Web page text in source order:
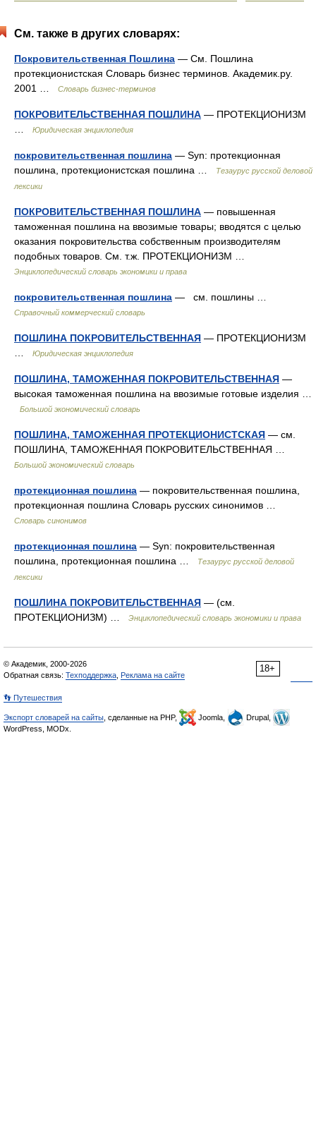
См. также в других словарях:
Покровительственная Пошлина — См. Пошлина
протекционистская Словарь бизнес терминов. Академик.ру.
2001 …
Словарь бизнес-терминов
ПОКРОВИТЕЛЬСТВЕННАЯ ПОШЛИНА — ПРОТЕКЦИОНИЗМ
Юридическая энциклопедия
покровительственная пошлина — Syn: протекционная
пошлина, протекционистская пошлина …
Тезаурус русской деловой
лексики
ПОКРОВИТЕЛЬСТВЕННАЯ ПОШЛИНА — повышенная
таможенная пошлина на ввозимые товары; вводятся с целью
оказания покровительства собственным производителям
подобных товаров. См. т.ж. ПРОТЕКЦИОНИЗМ …
Энциклопедический словарь экономики и права
покровительственная пошлина — см. пошлины …
Справочный коммерческий словарь
ПОШЛИНА ПОКРОВИТЕЛЬСТВЕННАЯ — ПРОТЕКЦИОНИЗМ
Юридическая энциклопедия
ПОШЛИНА, ТАМОЖЕННАЯ ПОКРОВИТЕЛЬСТВЕННАЯ —
высокая таможенная пошлина на ввозимые готовые изделия …
Большой экономический словарь
ПОШЛИНА, ТАМОЖЕННАЯ ПРОТЕКЦИОНИСТСКАЯ — см.
ПОШЛИНА, ТАМОЖЕННАЯ ПОКРОВИТЕЛЬСТВЕННАЯ …
Большой экономический словарь
протекционная пошлина — покровительственная пошлина,
протекционная пошлина Словарь русских синонимов …
Словарь синонимов
протекционная пошлина — Syn: покровительственная
пошлина, протекционная пошлина …
Тезаурус русской деловой
лексики
ПОШЛИНА ПОКРОВИТЕЛЬСТВЕННАЯ — (см.
ПРОТЕКЦИОНИЗМ) …
Энциклопедический словарь экономики и права
18+
© Академик, 2000-2026
Обратная связь: Техподдержка Реклама на сайте
👣 Путешествия
Экспорт словарей на сайты , сделанные на PHP, Joomla,
Drupal,
WordPress, MODx.